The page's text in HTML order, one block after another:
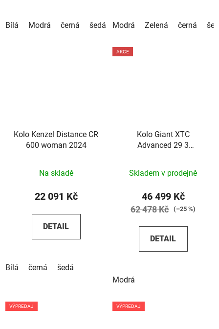
Bílá Modrá černá šedá tyrkysová béžová
Modrá Zelená černá
Kolo Kenzel Distance CR
600 woman 2024
Na skladě
22 091 Kč
DETAIL
Bílá černá šedá
AKCE
Kolo Giant XTC
Advanced 29 3
Skladem v prodejně
46 499 Kč
62 478 Kč (–25 %)
DETAIL
Modrá
VÝPREDAJ VÝPREDAJ